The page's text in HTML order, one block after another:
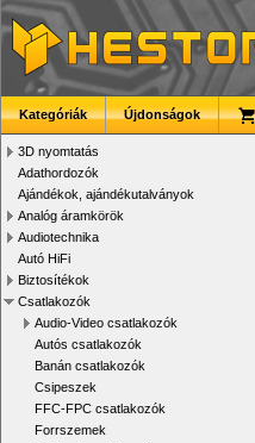
Kategóriák Újdonságok
3D nyomtatás
Adathordozók
Ajándékok, ajándékutalványok
Analóg áramkörök
Audiotechnika
Autó HiFi
Biztosítékok
Csatlakozók
Audio-Video csatlakozók
Autós csatlakozók
Banán csatlakozók
Csipeszek
FFC-FPC csatlakozók
Forrszemek